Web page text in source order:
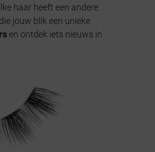
haar heeft een andere
jouw blik een unieke
en ontdek iets nieuws in